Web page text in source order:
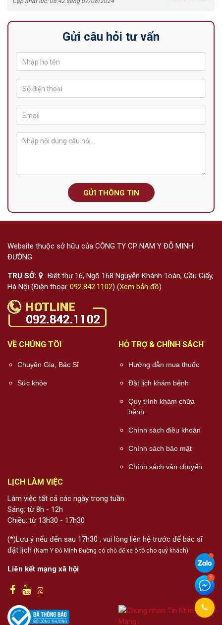
Gửi câu hỏi tư vấn
GỬI THÔNG TIN
Website thuộc sở hữu của CÔNG TY CP NAM Y ĐỖ MINH
ĐƯỜNG
TRỤ SỞ:
Biệt thự 16, Ngõ 168 Nguyễn Khánh Toàn, Cầu Giấy,
Hà Nội (Điện thoại: 092.842.1102) (Xem bản đồ)
VỀ CHÚNG TÔI
Chuyên Gia, Bác Sĩ
Sức khỏe
HỖ TRỢ & CHÍNH SÁCH
Hướng dẫn mua thuốc
Đặt lịch khám bệnh
Quy trình khám chữa
bệnh
Chính sách điều khoản
Chính sách bảo mật
Chính sách vận chuyển
LỊCH LÀM VIỆC
Làm việc tất cả các ngày trong tuần
Sáng: từ 8h - 12h
Chiều: từ 13h30 - 17h30
(*)Lưu ý nếu đến sau 17h30 , vui lòng liên hệ trước để bác sĩ
đặt lịch (Nam Y Đỗ Minh Đường có chỗ để xe ô tô cho quý khách)
Liên kết mạng xã hội